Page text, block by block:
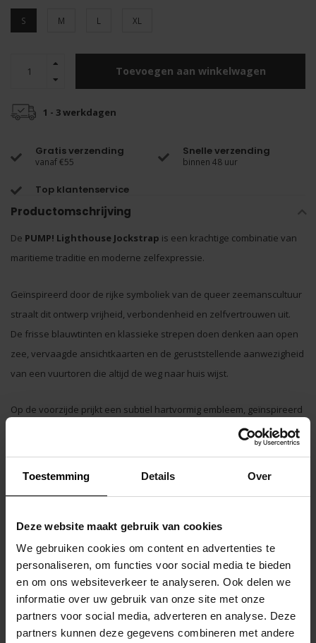
Toestemming Details Over
Deze website maakt gebruik van cookies
We gebruiken cookies om content en advertenties te
personaliseren, om functies voor social media te bieden
en om ons websiteverkeer te analyseren. Ook delen we
informatie over uw gebruik van onze site met onze
partners voor social media, adverteren en analyse. Deze
partners kunnen deze gegevens combineren met andere
S M L XL
Toevoegen aan winkelwagen
1 - 3 werkdagen
Gratis verzending
vanaf €55
Snelle verzending
binnen 48 uur
Top klantenservice
Productomschrijving
De PUMP! Lighthouse Jockstrap is een krachtige combinatie van
maritieme traditie en moderne zelfexpressie.
Geïnspireerd door de rijke symboliek van de queer zeemanscultuur
straalt dit ontwerp vrijheid, verbondenheid en zelfvertrouwen uit.
De frisse blauwtinten en klassieke strepen doen denken aan open
zee, vervaagde ansichtkaarten en de geruststellende aanwezigheid
van een vuurtoren die altijd de weg naar huis wijst.
Op de voorzijde prijkt een subtiel hartvormig embleem, geïnspireerd
op traditionele zeemanstatoeages. Dit iconische detail symboliseert
De jockstrap is vervaardigd uit een hoogwaardige mix van
aanvoelt.
De frisse blauwe mesh cup is gevoerd met zacht wit katoen voor
optimale ventilatie, ondersteuning en draagcomfort.
Een donkerblauwe bies rondom de cup accentueert de natuurlijke
vorm, terwijl de frisse blauwe elastieken aan de achterzijde,
afgewerkt met witte biezen, zorgen voor een sportieve uitstraling en